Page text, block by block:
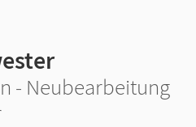
- Neubearbeitung